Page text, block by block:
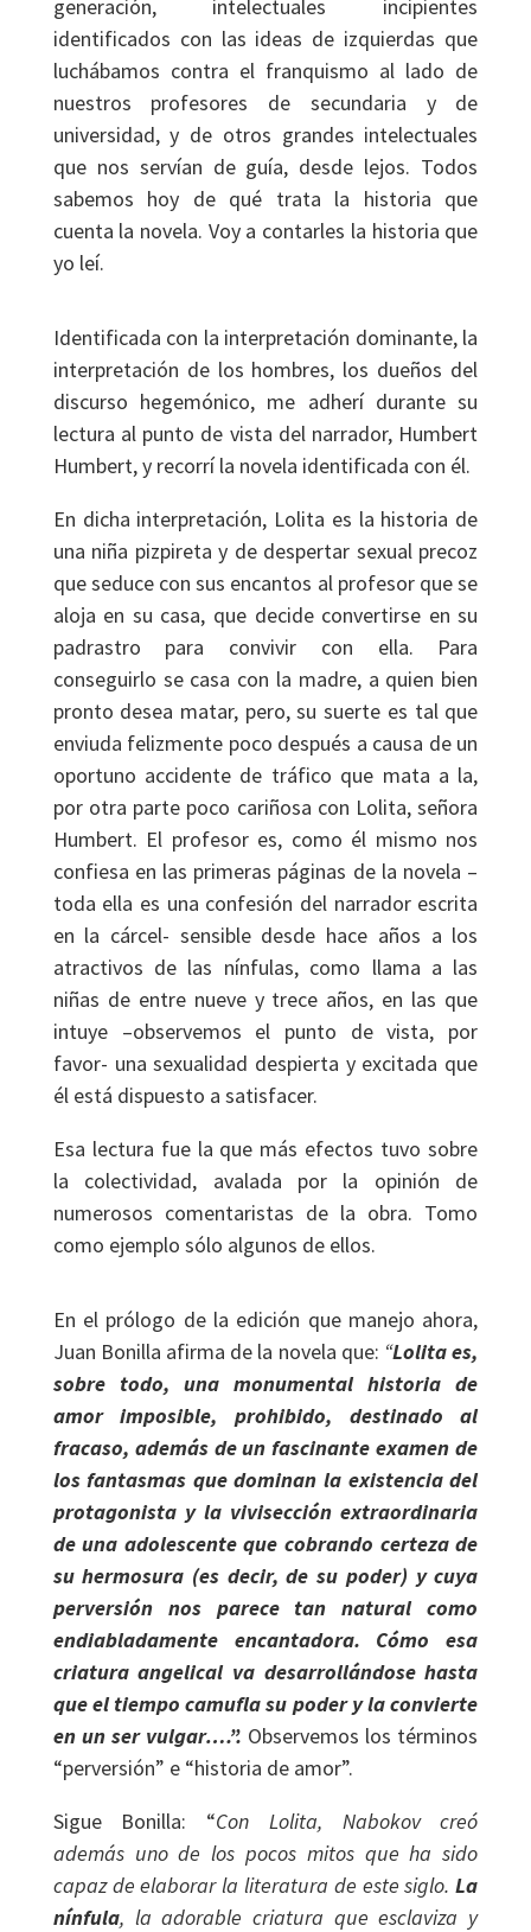
generación, intelectuales incipientes
identificados con las ideas de izquierdas que
luchábamos contra el franquismo al lado de
nuestros profesores de secundaria y de
universidad, y de otros grandes intelectuales
que nos servían de guía, desde lejos. Todos
sabemos hoy de qué trata la historia que
cuenta la novela. Voy a contarles la historia que
yo leí.
Identificada con la interpretación dominante, la
interpretación de los hombres, los dueños del
discurso hegemónico, me adherí durante su
lectura al punto de vista del narrador, Humbert
Humbert, y recorrí la novela identificada con él.
En dicha interpretación, Lolita es la historia de
una niña pizpireta y de despertar sexual precoz
que seduce con sus encantos al profesor que se
aloja en su casa, que decide convertirse en su
padrastro para convivir con ella. Para
conseguirlo se casa con la madre, a quien bien
pronto desea matar, pero, su suerte es tal que
enviuda felizmente poco después a causa de un
oportuno accidente de tráfico que mata a la,
por otra parte poco cariñosa con Lolita, señora
Humbert. El profesor es, como él mismo nos
confiesa en las primeras páginas de la novela –
toda ella es una confesión del narrador escrita
en la cárcel- sensible desde hace años a los
atractivos de las nínfulas, como llama a las
niñas de entre nueve y trece años, en las que
intuye –observemos el punto de vista, por
favor- una sexualidad despierta y excitada que
él está dispuesto a satisfacer.
Esa lectura fue la que más efectos tuvo sobre
la colectividad, avalada por la opinión de
numerosos comentaristas de la obra. Tomo
como ejemplo sólo algunos de ellos.
En el prólogo de la edición que manejo ahora,
Juan Bonilla afirma de la novela que: “Lolita es,
sobre todo, una monumental historia de
amor imposible, prohibido, destinado al
fracaso, además de un fascinante examen de
los fantasmas que dominan la existencia del
protagonista y la vivisección extraordinaria
de una adolescente que cobrando certeza de
su hermosura (es decir, de su poder) y cuya
perversión nos parece tan natural como
endiabladamente encantadora. Cómo esa
criatura angelical va desarrollándose hasta
que el tiempo camufla su poder y la convierte
en un ser vulgar….”. Observemos los términos
“perversión” e “historia de amor”.
Sigue Bonilla: “Con Lolita, Nabokov creó
además uno de los pocos mitos que ha sido
capaz de elaborar la literatura de este siglo.La
nínfula, la adorable criatura que esclaviza y